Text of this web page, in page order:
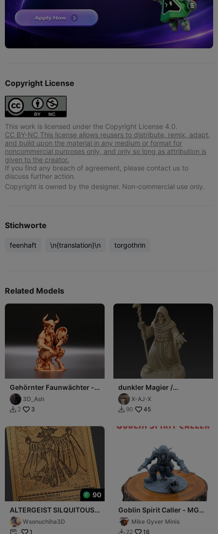
Copyright License
This work is licensed under the Copyright License 4.0.
CC BY-NC This license allows reusers to distribute, remix, adapt,
and build upon the material in any medium or format for
noncommercial purposes only, and only so long as attribution is
given to the creator.
If you find any breach of agreement, please contact us to
discuss further action.
Copyright is owned by the designer. Non-commercial use only.
Stichworte
feenhaft \n{translation}\n torgothrin
Related Models
Gehörnter Faunwächter -
Horngeist auf dem Felsen -
Teufel3D_Ash
 2 3
dunkler Magier /
Namenlosen Geweihter
X-AJ-X
 90 45
90
ALTERGEIST SILQUITOUS -
YUGIOHWsonuchiha3D
 1
Goblin Spirit Caller - MGM
Print-Ready Mini
Mike Gyver Minis
 22 16